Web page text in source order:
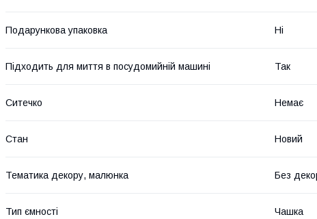
Подарункова упаковка Ні
Підходить для миття в посудомийній машині Так
Ситечко Немає
Стан Новий
Тематика декору, малюнка Без
Тип ємності Чашка